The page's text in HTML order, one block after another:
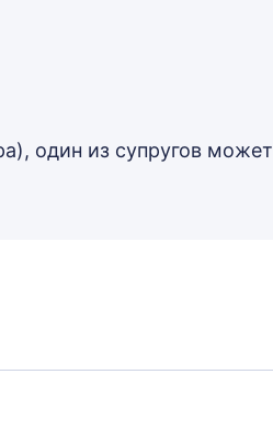
один из супругов может